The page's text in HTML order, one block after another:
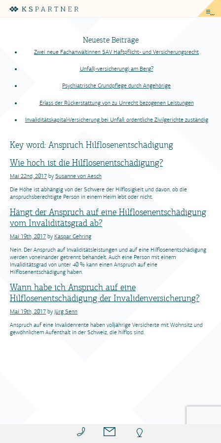
Neueste Beiträge
Zwei neue Fachanwältinnen SAV Haftpflicht- und Versicherungsrecht
Unfall(-versicherung) am Berg?
Psychiatrische Grundpflege durch Angehörige
Erlass der Rückerstattung von zu Unrecht bezogenen Leistungen
Invaliditätskapital-Versicherung bei Unfall: ordentliche Zivilgerichte zuständig
Key word: Anspruch Hilflosenentschädigung
Wie hoch ist die Hilflosenentschädigung?
Mai 22nd, 2017 by Susanne von Aesch
Die Höhe ist abhängig von der Schwere der Hilflosigkeit und davon, ob die
anspruchsberechtigte Person in einem Heim lebt oder nicht.
Hängt der Anspruch auf eine Hilflosenentschädigung
vom Invaliditätsgrad ab?
Mai 19th, 2017 by Kaspar Gehring
Nein. Der Anspruch auf Invaliditätsleistungen und auf eine Hilflosenentschädigung
werden voneinander getrennt behandelt. Auch eine Person mit einem
Invaliditätsgrad von unter 40 % kann einen Anspruch auf eine
Hilflosenentschädigung haben.
Wann habe ich Anspruch auf eine
Hilflosenentschädigung der Invalidenversicherung?
Mai 19th, 2017 by Jürg Senn
Anspruch auf eine Invalidenrente haben volljährige Versicherte mit Wohnsitz und
gewöhnlichem Aufenthalt in der Schweiz, die hilflos sind.